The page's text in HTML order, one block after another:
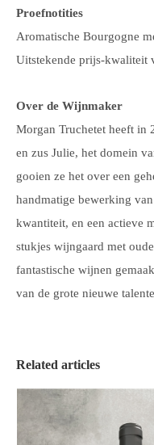
Proefnotities
Aromatische Bourgogne
Uitstekende prijs-kwaliteit
Over de Wijnmaker
Morgan Truchetet heeft in
en zus Julie, het domein
gooien ze het over een
handmatige bewerking
kwantiteit, en een actieve
stukjes wijngaard met
fantastische wijnen
van de grote nieuwe
Related articles